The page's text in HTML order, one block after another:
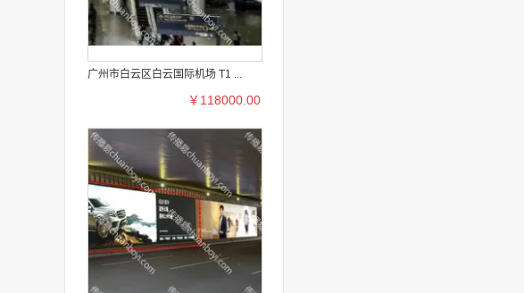
广州市白云区白云国际机场 T1 ...
￥118000.00